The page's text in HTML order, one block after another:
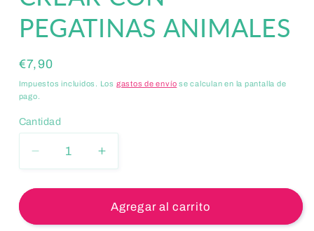
PEGATINAS ANIMALES
Precio
habitual
€7,90
Impuestos incluidos. Los gastos de envío se calculan en la pantalla de
pago.
Cantidad
Reducir
cantidad
para
CON
Aumentar
cantidad
para
CREAR
CON
Agregar al carrito